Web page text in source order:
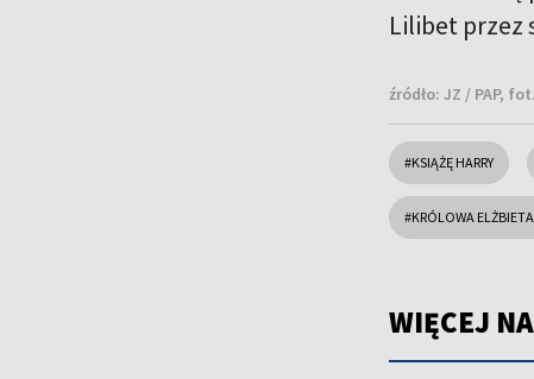
Lilibet przez
źródło: JZ / PAP,
#KSIĄŻĘ HARRY
#KRÓLOWA
WIĘCEJ